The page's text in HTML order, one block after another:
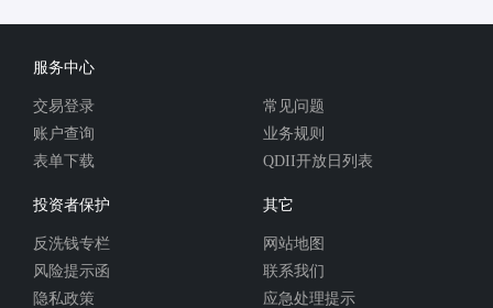
服务中心
交易登录
账户查询
表单下载
常见问题
业务规则
QDII开放日列表
投资者保护
反洗钱专栏
风险提示函
隐私政策
其它
网站地图
联系我们
应急处理提示